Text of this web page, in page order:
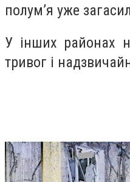
полум’я уже
У інших районах
тривог і